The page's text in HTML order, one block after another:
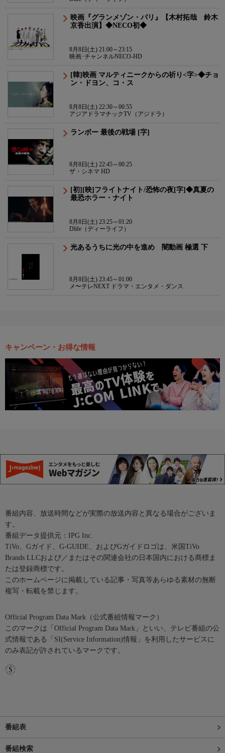
映画『グランメゾン・パリ』【木村拓哉 鈴木
京香出演】◆NECO初◆
8月8日(土) 21:00～23:15
映画･チャンネルNECO-HD
[韓]映画 マルティニークからの祈り<字>◆チョ
ン・ドヨン、コ・ス
8月8日(土) 22:30～00:55
アジアドラマチックTV（アジドラ）
ランボー 最後の戦場 [字]
8月8日(土) 22:45～00:25
ザ・シネマ HD
[初][映]フライトナイト/恐怖の夜[字]◆真夏の
最恐ホラー・ナイト
8月8日(土) 23:25～01:20
Dlife（ディーライフ）
光あるうちに光の中を進め 闇動画 極選 下
8月8日(土) 23:45～01:00
メ〜テレNEXT ドラマ・エンタメ・ダンス
キャンペーン・お得な情報
番組内容、放送時間などが実際の放送内容と異なる場合がございま
す。
番組データ提供元：IPG Inc.
TiVo、Gガイド、G-GUIDE、およびGガイドロゴは、米国TiVo
Brands LLCおよび／またはその関連会社の日本国内における商標ま
たは登録商標です。
このホームページに掲載している記事・写真等あらゆる素材の無断
複写・転載を禁じます。
Official Program Data Mark（公式番組情報マーク）
このマークは「Official Program Data Mark」といい、テレビ番組の公
式情報である「SI(Service Information)情報」を利用したサービスに
のみ表記が許されているマークです。
番組表
番組検索